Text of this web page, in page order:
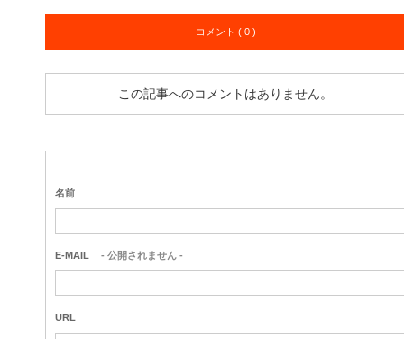
コメント ( 0 )
この記事へのコメントはありません。
名前
E-MAIL - 公開されません -
URL